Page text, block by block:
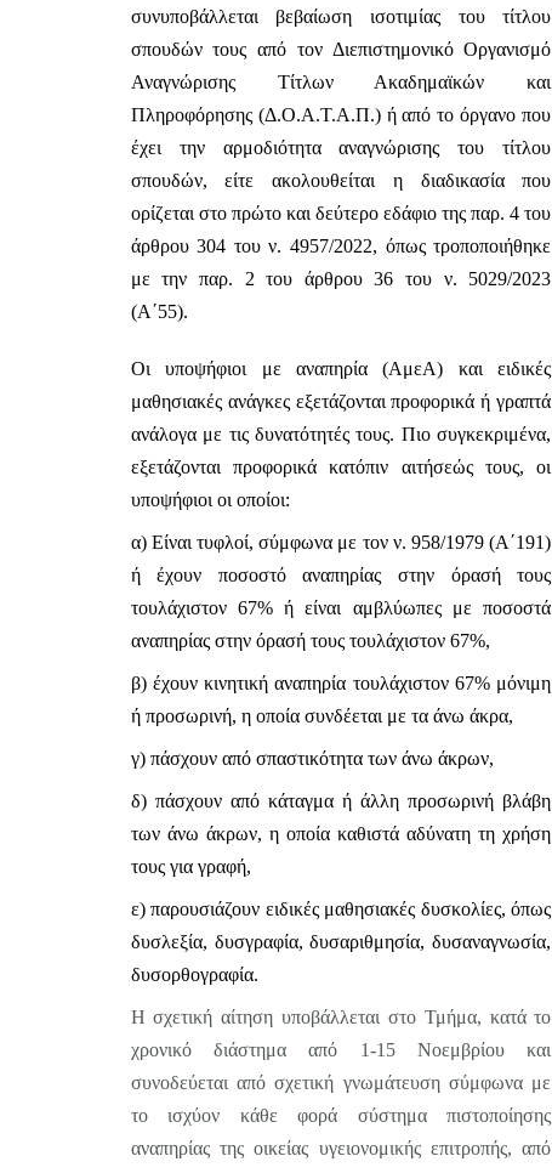
συνυποβάλλεται βεβαίωση ισοτιμίας του τίτλου
σπουδών τους από τον Διεπιστημονικό Οργανισμό
Αναγνώρισης Τίτλων Ακαδημαϊκών και
Πληροφόρησης (Δ.Ο.Α.Τ.Α.Π.) ή από το όργανο που
έχει την αρμοδιότητα αναγνώρισης του τίτλου
σπουδών, είτε ακολουθείται η διαδικασία που
ορίζεται στο πρώτο και δεύτεροεδάφιο της παρ. 4 του
άρθρου 304 του ν. 4957/2022, όπως τροποποιήθηκε
με την παρ. 2 του άρθρου 36 του ν. 5029/2023
(Α΄55).
Οι υποψήφιοι με αναπηρία (ΑμεΑ) και ειδικές
μαθησιακές ανάγκες εξετάζονται προφορικά ή γραπτά
ανάλογα με τις δυνατότητές τους. Πιο συγκεκριμένα,
εξετάζονται προφορικά κατόπιν αιτήσεώς τους, οι
υποψήφιοι οι οποίοι:
α) Είναι τυφλοί, σύμφωνα με τον ν. 958/1979 (Α΄191)
ή έχουν ποσοστό αναπηρίας στην όρασή τους
τουλάχιστον 67% ή είναι αμβλύωπες με ποσοστά
αναπηρίας στην όρασή τους τουλάχιστον 67%,
β) έχουν κινητική αναπηρία τουλάχιστον 67% μόνιμη
ή προσωρινή, η οποίασυνδέεται με τα άνω άκρα,
γ) πάσχουν από σπαστικότητατων άνω άκρων,
δ) πάσχουν από κάταγμα ή άλλη προσωρινή βλάβη
των άνω άκρων, η οποία καθιστά αδύνατη τη χρήση
τους για γραφή,
ε) παρουσιάζουν ειδικές μαθησιακές δυσκολίες, όπως
δυσλεξία, δυσγραφία, δυσαριθμησία, δυσαναγνωσία,
δυσορθογραφία.
Η σχετική αίτηση υποβάλλεται στο Τμήμα, κατά το
χρονικό διάστημα από 1-15 Νοεμβρίου και
συνοδεύεται από σχετική γνωμάτευση σύμφωνα με
το ισχύον κάθε φορά σύστημα πιστοποίησης
αναπηρίας της οικείας υγειονομικής επιτροπής, από